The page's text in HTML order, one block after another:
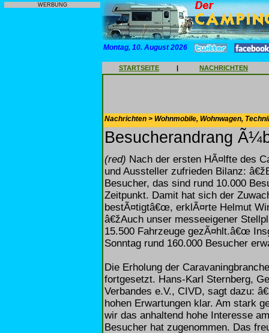
WERBUNG
Montag, 10. August 2026
STARTSEITE | NACHRICHTEN
Nachrichten > Wohnmobile, Wohnwagen,
Besucherandrang
(red) Nach der ersten HÃ¤lfte des
und Aussteller zufrieden Bilanz:
Besucher, das sind rund 10.000
Zeitpunkt. Damit hat sich der
bestÃ¤tigtâ€œ, erklÃ¤rte Helmut
â€žAuch unser messeeigener
15.500 Fahrzeuge gezÃ¤hlt.â€œ
Sonntag rund 160.000 Besucher
Die Erholung der
fortgesetzt. Hans-Karl Sternberg,
Verbandes e.V., CIVD, sagt dazu:
hohen Erwartungen klar. Am stark
wir das anhaltend hohe Interesse
Besucher hat zugenommen. Das